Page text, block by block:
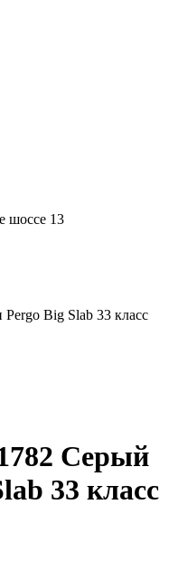
шоссе 13
Big Slab 33 класс
Серый
33 класс